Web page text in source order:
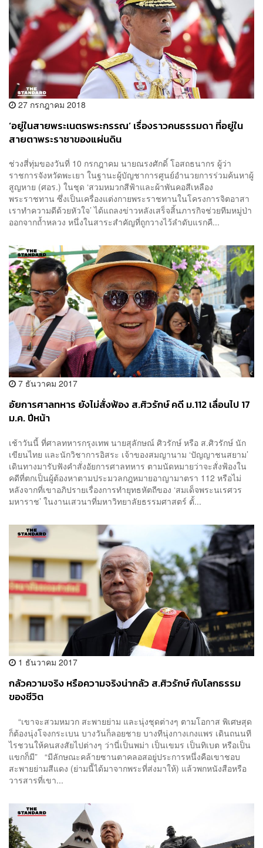
27 กรกฎาคม 2018
‘อยู่ในสายพระเนตรพระกรรณ’ เรื่องราวคนธรรมดา ที่อยู่ใน
สายตาพระราชาของแผ่นดิน
ช่วงสี่ทุ่มของวันที่ 10 กรกฎาคม นายณรงศักดิ์ โอสถธนากร ผู้ว่า
ราชการจังหวัดพะเยา ในฐานะผู้บัญชาการศูนย์อำนวยการร่วมค้นหาผู้
สูญหาย (ศอร.) ในชุด ‘สวมหมวกสีฟ้าและผ้าพันคอสีเหลือง
พระราชทาน ซึ่งเป็นเครื่องแต่งกายพระราชทานในโครงการจิตอาสา
เราทำความดีด้วยหัวใจ’ ได้แถลงข่าวหลังเสร็จสิ้นภารกิจช่วยทีมหมู่ป่า
ออกจากถ้ำหลวง หนึ่งในสาระสำคัญที่ถูกวางไว้ลำดับแรกคื...
7 ธันวาคม 2017
อัยการศาลทหาร ยังไม่สั่งฟ้อง ส.ศิวรักษ์ คดี ม.112 เลื่อนไป 17
ม.ค. ปีหน้า
เช้าวันนี้ ที่ศาลทหารกรุงเทพ นายสุลักษณ์ ศิวรักษ์ หรือ ส.ศิวรักษ์ นัก
เขียนไทย และนักวิชาการอิสระ เจ้าของสมญานาม ‘ปัญญาชนสยาม’
เดินทางมารับฟังคำสั่งอัยการศาลทหาร ตามนัดหมายว่าจะสั่งฟ้องใน
คดีที่ตกเป็นผู้ต้องหาตามประมวลกฎหมายอาญามาตรา 112 หรือไม่
หลังจากที่เขาอภิปรายเรื่องการทำยุทธหัตถีของ ‘สมเด็จพระนเรศวร
มหาราช’ ในงานเสวนาที่มหาวิทยาลัยธรรมศาสตร์ ตั้...
1 ธันวาคม 2017
กลัวความจริง หรือความจริงน่ากลัว ส.ศิวรักษ์ กับโลกธรรม
ของชีวิต
“เขาจะสวมหมวก สะพายย่าม และนุ่งชุดต่างๆ ตามโอกาส พิเศษสุด
ก็ต้องนุ่งโจงกระเบน บางวันก็ลอยชาย บางทีนุ่งกางเกงแพร เดินถนนที
ไรชวนให้คนสงสัยไปต่างๆ ว่านี่เป็นพม่า เป็นเขมร เป็นทิเบต หรือเป็น
แขกก็มี” “มีลักษณะคล้ายซานตาคลอสอยู่ประการหนึ่งคือเขาชอบ
สะพายย่ามสีแดง (ย่ามนี้ได้มาจากพระที่ส่งมาให้) แล้วพกหนังสือหรือ
วารสารที่เขา...